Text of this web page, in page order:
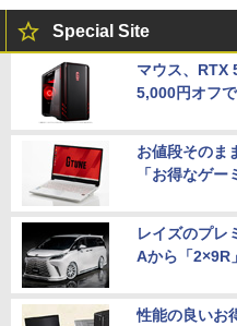
Special Site
マウス、RTX
5,000円オフ
お値段そのま
「お得なゲー
レイズのプレ
Aから「2×9R
性能の良いお